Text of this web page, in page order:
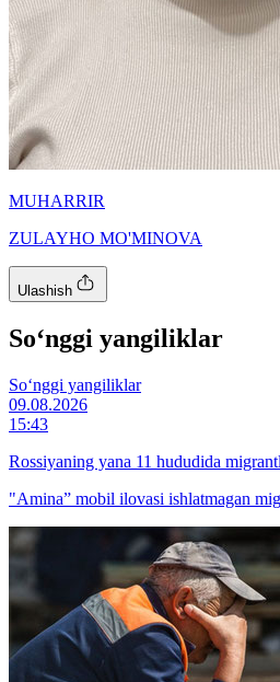
MUHARRIR
ZULAYHO MO'MINOVA
Ulashish
So‘nggi yangiliklar
So‘nggi yangiliklar
09.08.2026
15:43
Rossiyaning yana 11 hududida
"Amina” mobil ilovasi ishlatmagan